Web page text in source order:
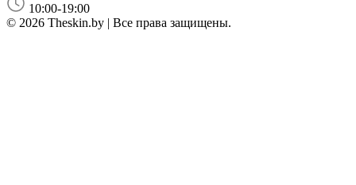
10:00-19:00
© 2026 Theskin.by | Все права защищены.